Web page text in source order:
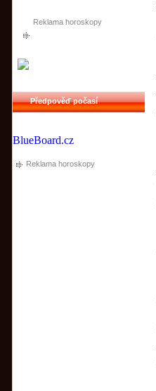
Reklama horoskopy
Předpověď počasí
BlueBoard.cz
Reklama horoskopy